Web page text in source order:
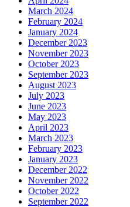
March 2024
February 2024
January 2024
December 2023
November 2023
October 2023
September 2023
August 2023
July 2023
June 2023
May 2023
April 2023
March 2023
February 2023
January 2023
December 2022
November 2022
October 2022
September 2022